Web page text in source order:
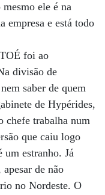
ele é na
empresa e está todo
foi ao
divisão de
saber de quem
de Hypérides,
chefe trabalha num
que caiu logo
um estranho. Já
de não
no Nordeste. O